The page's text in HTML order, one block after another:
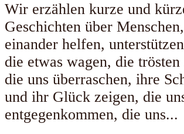
Wir erzählen kurze und
Geschichten über
einander helfen,
die etwas wagen, die
die uns überraschen, ihre
und ihr Glück zeigen, die
entgegenkommen, die uns...